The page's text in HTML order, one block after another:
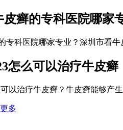
皮癣的专科医院哪家
专科医院哪家专业？深圳市看
怎么可以治疗牛皮癣
以治疗牛皮癣？牛皮癣能够产
多